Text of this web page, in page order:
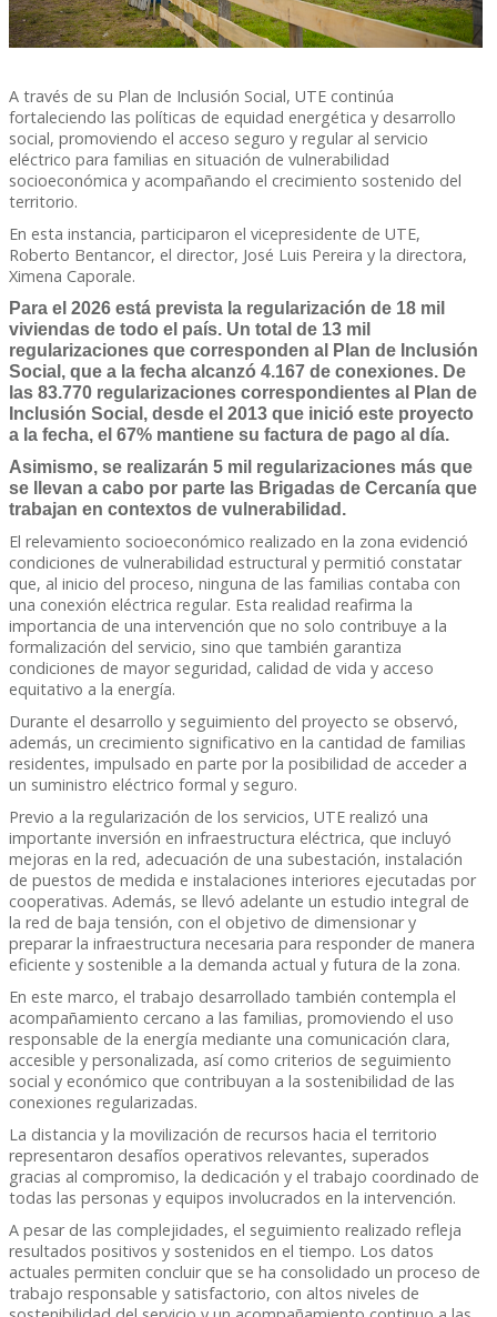
A través de su Plan de Inclusión Social, UTE continúa
fortaleciendo las políticas de equidad energética y desarrollo
social, promoviendo el acceso seguro y regular al servicio
eléctrico para familias en situación de vulnerabilidad
socioeconómica y acompañando el crecimiento sostenido del
territorio.
En esta instancia, participaron el vicepresidente de UTE,
Roberto Bentancor, el director, José Luis Pereira y la directora,
Ximena Caporale.
Para el 2026 está prevista la regularización de 18 mil
viviendas de todo el país. Un total de 13 mil
regularizaciones que corresponden al Plan de Inclusión
Social, que a la fecha alcanzó 4.167 de conexiones. De
las 83.770 regularizaciones correspondientes al Plan de
Inclusión Social, desde el 2013 que inició este proyecto
a la fecha, el 67% mantiene su factura de pago al día.
Asimismo, se realizarán 5 mil regularizaciones más que
se llevan a cabo por parte las Brigadas de Cercanía que
trabajan en contextos de vulnerabilidad.
El relevamiento socioeconómico realizado en la zona evidenció
condiciones de vulnerabilidad estructural y permitió constatar
que, al inicio del proceso, ninguna de las familias contaba con
una conexión eléctrica regular. Esta realidad reafirma la
importancia de una intervención que no solo contribuye a la
formalización del servicio, sino que también garantiza
condiciones de mayor seguridad, calidad de vida y acceso
equitativo a la energía.
Durante el desarrollo y seguimiento del proyecto se observó,
además, un crecimiento significativo en la cantidad de familias
residentes, impulsado en parte por la posibilidad de acceder a
un suministro eléctrico formal y seguro.
Previo a la regularización de los servicios, UTE realizó una
importante inversión en infraestructura eléctrica, que incluyó
mejoras en la red, adecuación de una subestación, instalación
de puestos de medida e instalaciones interiores ejecutadas por
cooperativas. Además, se llevó adelante un estudio integral de
la red de baja tensión, con el objetivo de dimensionar y
preparar la infraestructura necesaria para responder de manera
eficiente y sostenible a la demanda actual y futura de la zona.
En este marco, el trabajo desarrollado también contempla el
acompañamiento cercano a las familias, promoviendo el uso
responsable de la energía mediante una comunicación clara,
accesible y personalizada, así como criterios de seguimiento
social y económico que contribuyan a la sostenibilidad de las
conexiones regularizadas.
La distancia y la movilización de recursos hacia el territorio
representaron desafíos operativos relevantes, superados
gracias al compromiso, la dedicación y el trabajo coordinado de
todas las personas y equipos involucrados en la intervención.
A pesar de las complejidades, el seguimiento realizado refleja
resultados positivos y sostenidos en el tiempo. Los datos
actuales permiten concluir que se ha consolidado un proceso de
trabajo responsable y satisfactorio, con altos niveles de